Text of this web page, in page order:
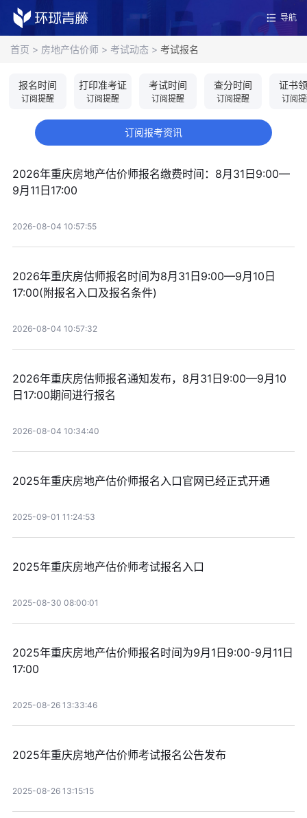
导航
首页 > 房地产估价师 > 考试动态 > 考试报名
报名时间
订阅提醒
打印准考证
订阅提醒
考试时间
订阅提醒
查分时间
订阅提醒
证书
订阅
订阅报考资讯
2026年重庆房地产估价师报名缴费时间：8月31日9:00—
9月11日17:00
2026-08-04 10:57:55
2026年重庆房估师报名时间为8月31日9:00—9月10日
17:00(附报名入口及报名条件)
2026-08-04 10:57:32
2026年重庆房估师报名通知发布，8月31日9:00—9月10
日17:00期间进行报名
2026-08-04 10:34:40
2025年重庆房地产估价师报名入口官网已经正式开通
2025-09-01 11:24:53
2025年重庆房地产估价师考试报名入口
2025-08-30 08:00:01
2025年重庆房地产估价师报名时间为9月1日9:00-9月11日
17:00
2025-08-26 13:33:46
2025年重庆房地产估价师考试报名公告发布
2025-08-26 13:15:15